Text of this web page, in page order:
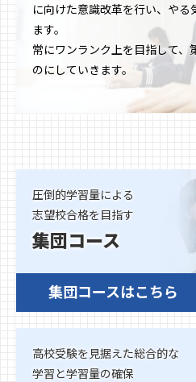
に向けた意識改革を行い、やる
ます。
常にワンランク上を目指して、
のにしていきます。
圧倒的学習量による
志望校合格を目指す
集団コース
集団コースはこちら
高校受験を見据えた総合的な
学習と学習量の確保